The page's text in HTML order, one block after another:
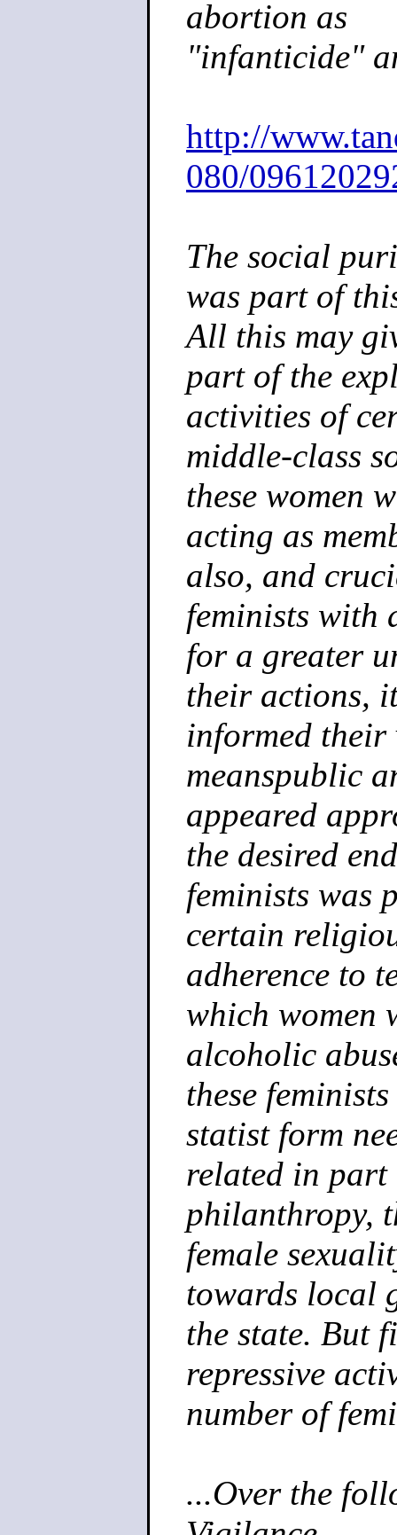
abortion as
"infanticide"
http://
080/
The social
was part of
All this may
part of the
activities of
middle-class
these women
acting as
also, and
feminists with
for a greater
their actions,
informed
meanspublic
appeared
the desired
feminists was
certain
adherence to
which women
alcoholic
these
statist form
related in
philanthropy,
female
towards local
the state. But
repressive
number of
...Over the